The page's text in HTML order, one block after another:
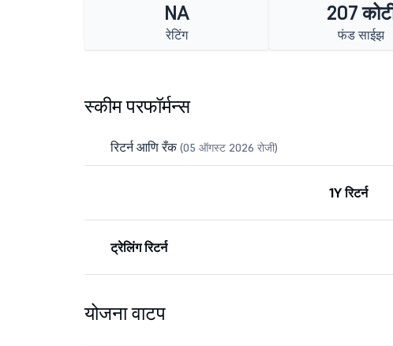
NA
रेटिंग
207
फंड साईझ
स्कीम परफॉर्मन्स
रिटर्न आणि रँक(05 ऑगस्ट 2026 रोजी)
1Y रिटर्न
ट्रेलिंग रिटर्न
योजना वाटप